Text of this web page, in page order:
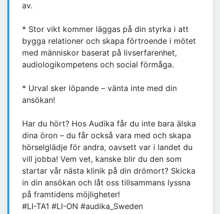
av.
* Stor vikt kommer läggas på din styrka i att
bygga relationer och skapa förtroende i mötet
med människor baserat på livserfarenhet,
audiologikompetens och social förmåga.
* Urval sker löpande – vänta inte med din
ansökan!
Har du hört? Hos Audika får du inte bara älska
dina öron – du får också vara med och skapa
hörselglädje för andra, oavsett var i landet du
vill jobba! Vem vet, kanske blir du den som
startar vår nästa klinik på din drömort? Skicka
in din ansökan och låt oss tillsammans lyssna
på framtidens möjligheter!
#LI-TA1 #LI-ON #audika_Sweden